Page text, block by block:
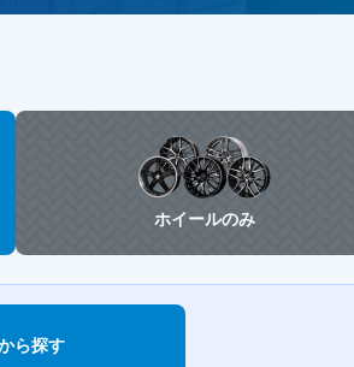
ホイールのみ
ら探す